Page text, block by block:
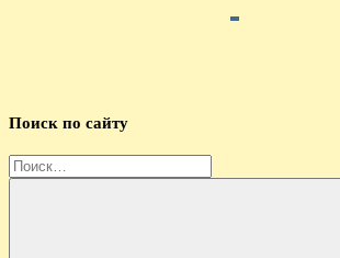
Поиск по сайту
Найти: